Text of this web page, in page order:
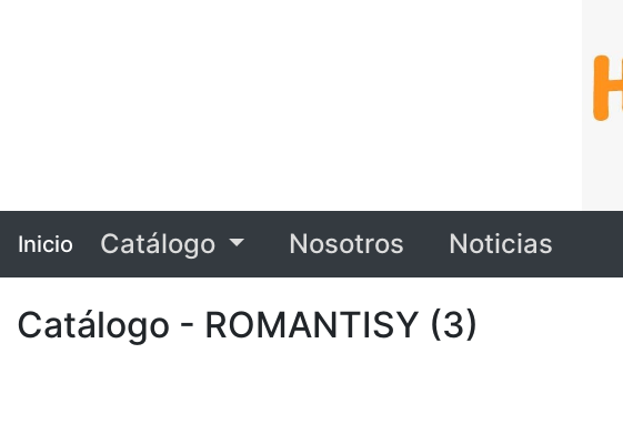
Inicio Catálogo Nosotros Noticias
Catálogo - ROMANTISY (3)